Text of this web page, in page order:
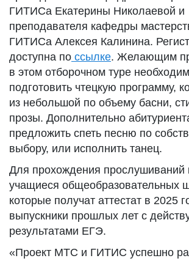
ГИТИСа Екатерины Николаевой и
преподавателя кафедры
ГИТИСа Алексея Калинина.
доступна по ссылке. Желающим
в этом отборочном туре
подготовить чтецкую программу,
из небольшой по объему басни,
прозы. Дополнительно
предложить спеть песню по
выбору, или исполнить танец.
Для прохождения прослушиваний
учащиеся общеобразовательных
которые получат аттестат в 2025
выпускники прошлых лет с
результатами ЕГЭ.
«Проект МТС и ГИТИС успешно